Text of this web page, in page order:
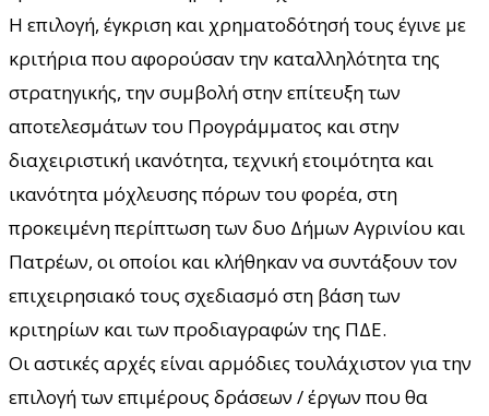
Η επιλογή, έγκριση και χρηματοδότησή τους έγινε με
κριτήρια που αφορούσαν την καταλληλότητα της
στρατηγικής, την συμβολή στην επίτευξη των
αποτελεσμάτων του Προγράμματος και στην
διαχειριστική ικανότητα, τεχνική ετοιμότητα και
ικανότητα μόχλευσης πόρων του φορέα, στη
προκειμένη περίπτωση των δυο Δήμων Αγρινίου και
Πατρέων, οι οποίοι και κλήθηκαν να συντάξουν τον
επιχειρησιακό τους σχεδιασμό στη βάση των
κριτηρίων και των προδιαγραφών της ΠΔΕ.
Οι αστικές αρχές είναι αρμόδιες τουλάχιστον για την
επιλογή των επιμέρους δράσεων / έργων που θα